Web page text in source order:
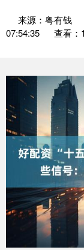
来源：粤有钱
07:54:35
查看：